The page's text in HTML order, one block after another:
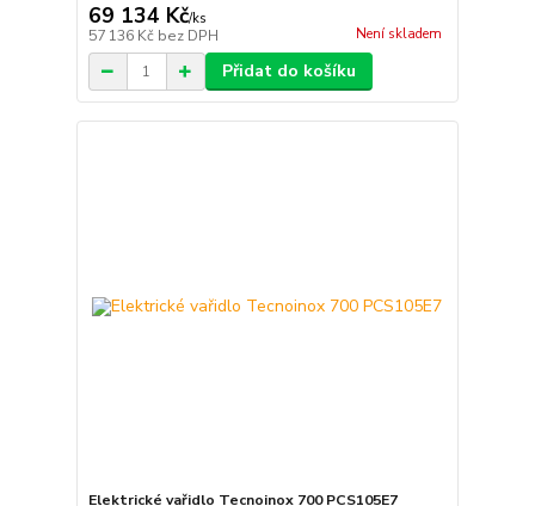
69 134 Kč/ks
57 136 Kč bez DPH Není skladem
Přidat do košíku
Elektrické vařidlo Tecnoinox 700 PCS105E7